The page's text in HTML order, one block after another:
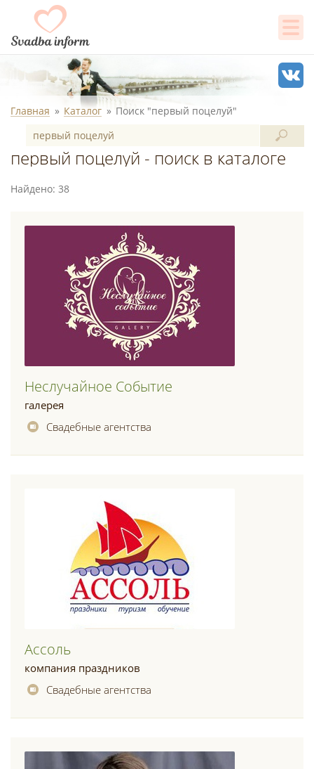
Главная Каталог Поиск "первый поцелуй"
первый поцелуй - поиск в каталоге
Найдено: 38
Неслучайное Событие
галерея
Свадебные агентства
Ассоль
компания праздников
Свадебные агентства